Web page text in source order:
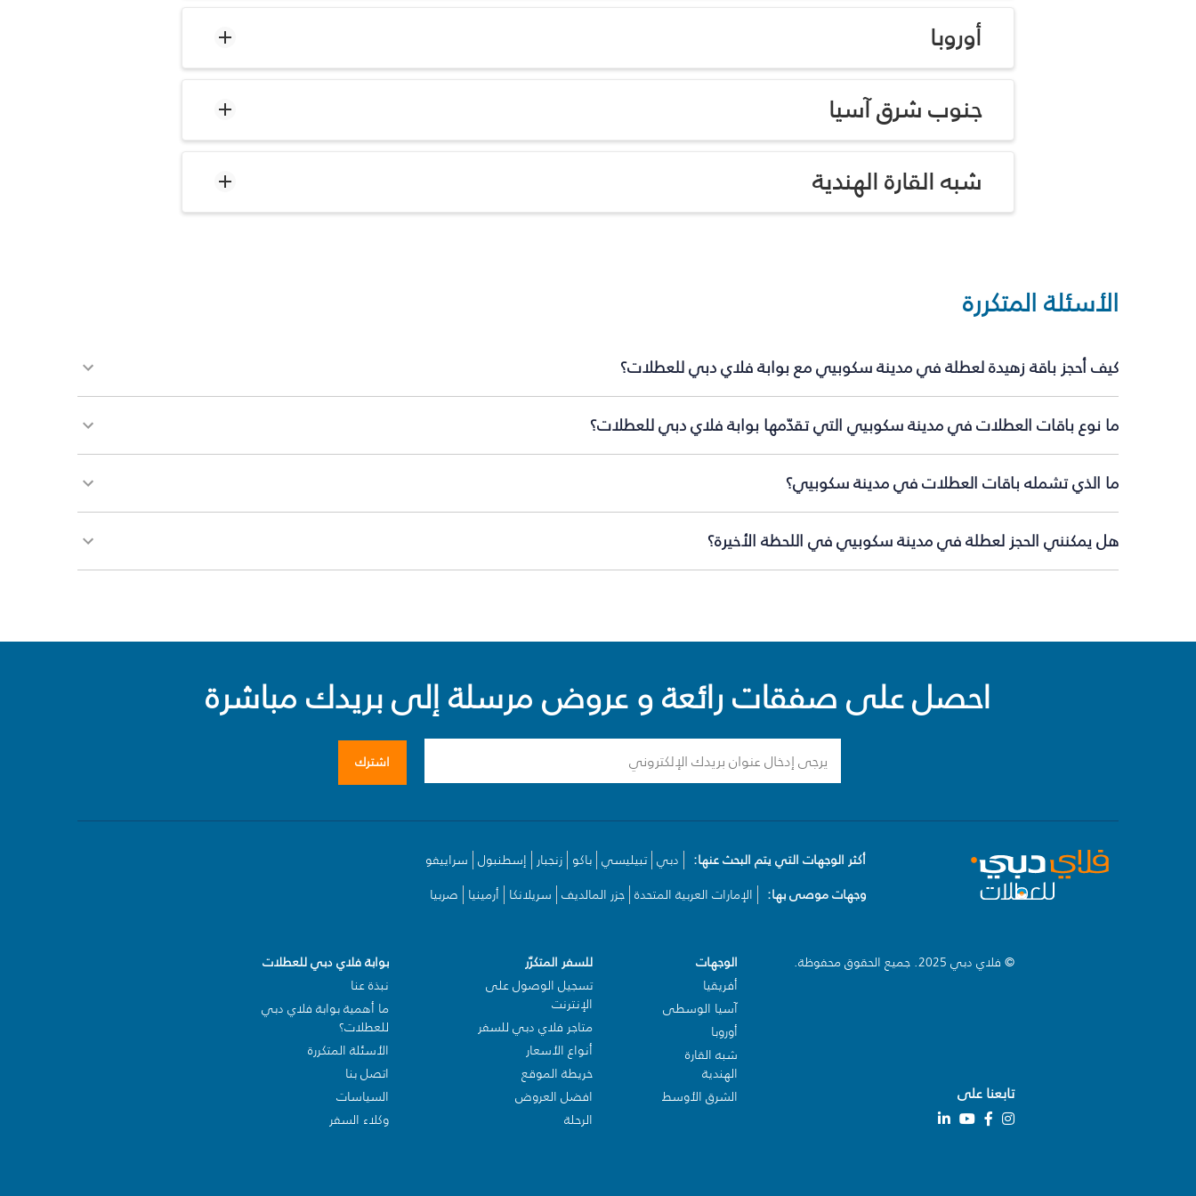
أوروبا
جنوب شرق آسيا
شبه القارة الهندية
الأسئلة المتكررة
كيف أحجز باقة زهيدة لعطلة في مدينة سكوبيي مع بوابة فلاي دبي للعطلات؟
ما نوع باقات العطلات في مدينة سكوبيي التي تقدّمها بوابة فلاي دبي للعطلات؟
ما الذي تشمله باقات العطلات في مدينة سكوبيي؟
هل يمكنني الحجز لعطلة في مدينة سكوبيي في اللحظة الأخيرة؟
احصل على صفقات رائعة و عروض مرسلة إلى بريدك مباشرة
اشترك
أكثر الوجهات التي يتم البحث عنها: دبي تبيليسي باكو زنجبار إسطنبول سراييفو
وجهات موصى بها:
الإمارات العربية المتحدة جزر المالديف سريلانكا أرمينيا صربيا
© فلاي دبي 2025. جميع الحقوق محفوظة.
تابعنا على
الوجهات
أفريقيا
آسيا الوسطى
أوروبا
شبه القارة
الهندية
الشرق الأوسط
للسفر المتكرّر
تسجيل الوصول على
الإنترنت
متاجر فلاي دبي للسفر
أنواع الأسعار
خريطة الموقع
افضل العروض
الرحلة
بوابة فلاي دبي للعطلات
نبذة عنا
ما أهمية بوابة فلاي دبي
للعطلات؟
الأسئلة المتكررة
اتصل بنا
السياسات
وكلاء السفر